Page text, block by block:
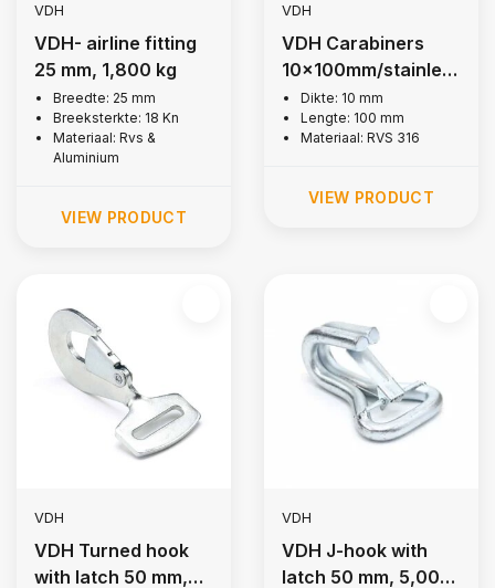
VDH
VDH- airline fitting
25 mm, 1,800 kg
Breedte: 25 mm
Breeksterkte: 18 Kn
Materiaal: Rvs &
Aluminium
VIEW PRODUCT
VDH
VDH Carabiners
10x100mm/stainles
s steel 316
Dikte: 10 mm
Lengte: 100 mm
Materiaal: RVS 316
VIEW PRODUCT
VDH
VDH Turned hook
with latch 50 mm,
VDH
VDH J-hook with
latch 50 mm, 5,000